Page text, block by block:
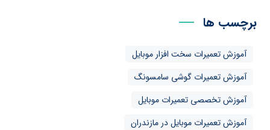
برچسب ها
آموزش تعمیرات سخت افزار موبایل
آموزش تعمیرات گوشی سامسونگ
آموزش تخصصی تعمیرات موبایل
آموزش تعمیرات موبایل در مازندران